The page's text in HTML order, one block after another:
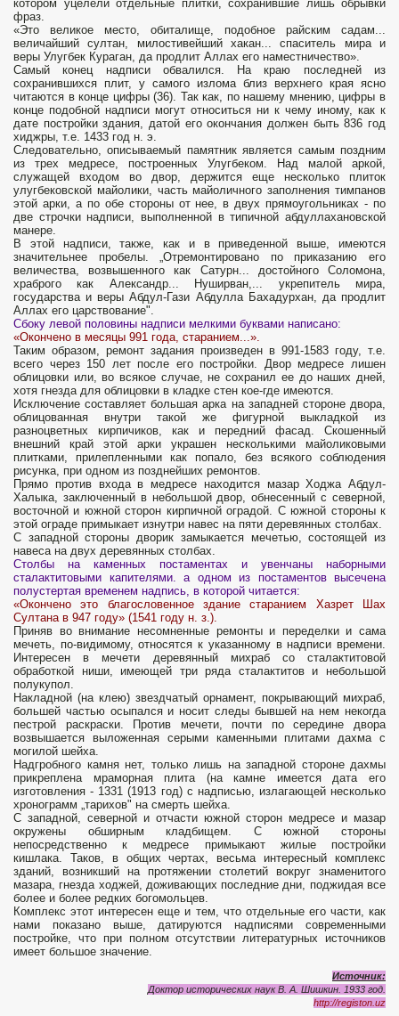
котором уцелели отдельные плитки, сохранившие лишь обрывки
фраз.
«Это великое место, обиталище, подобное райским садам...
величайший султан, милостивейший хакан... спаситель мира и
веры Улугбек Кураган, да продлит Аллах его наместничество».
Самый конец надписи обвалился. На краю последней из
сохранившихся плит, у самого излома близ верхнего края ясно
читаются в конце цифры (36). Так как, по нашему мнению, цифры в
конце подобной надписи могут относиться ни к чему иному, как к
дате постройки здания, датой его окончания должен быть 836 год
хиджры, т.е. 1433 год н. э.
Следовательно, описываемый памятник является самым поздним
из трех медресе, построенных Улугбеком. Над малой аркой,
служащей входом во двор, держится еще несколько плиток
улугбековской майолики, часть майоличного заполнения тимпанов
этой арки, а по обе стороны от нее, в двух прямоугольниках - по
две строчки надписи, выполненной в типичной абдуллахановской
манере.
В этой над­писи, также, как и в приведенной выше, имеются
значительнее пробелы. „Отремонтировано по приказанию его
величества, возвышенного как Сатурн... достойного Соломона,
храброго как Александр... Нуширван,... укрепитель мира,
государства и веры Абдул-Гази Абдулла Бахадурхан, да продлит
Аллах его царствование".
Сбоку левой половины надписи мелкими буквами написано:
«Окончено в месяцы 991 года, старанием...».
Таким образом, ремонт задания произведен в 991-1583 году, т.е.
всего через 150 лет после его постройки. Двор медресе лишен
облицовки или, во всякое случае, не сохранил ее до наших дней,
хотя гнезда для облицовки в кладке стен кое-где имеются.
Исключение составляет большая арка на западней стороне двора,
облицованная внутри такой же фигурной выкладкой из
разноцветных кирпичиков, как и передний фасад. Скошенный
внешний край этой арки украшен несколькими майоликовыми
плитками, прилепленными как попало, без всякого соблюдения
рисунка, при одном из позднейших ремонтов.
Прямо против входа в медресе находится мазар Ходжа Абдул-
Халыка, заключенный в небольшой двор, обнесенный с северной,
восточной и южной сторон кирпичной оградой. С южной стороны к
этой ограде примыкает изнутри навес на пяти деревянных столбах.
С западной стороны дворик замыкается мечетью, состоящей из
навеса на двух деревянных столбах.
Столбы на каменных постаментах и увенчаны наборными
сталактитовыми капителями. а одном из постаментов высечена
полустертая временем надпись, в которой читается:
«Окончено это благословенное здание старанием Хазрет Шах
Султана в 947 году» (1541 году н. з.).
Приняв во внимание несомненные ремонты и переделки и сама
мечеть, по-видимому, относятся к указанному в надписи времени.
Интересен в мечети деревянный михраб со сталактитовой
обработкой ниши, имеющей три ряда сталактитов и небольшой
полукупол.
Накладной (на клею) звездчатый орнамент, покрывающий михраб,
большей частью осыпался и носит следы бывшей на нем некогда
пестрой раскраски. Против мечети, почти по середине двора
возвышается выложенная серыми каменными плитами дахма с
могилой шейха.
Надгробного камня нет, только лишь на западной стороне дахмы
прикреплена мраморная плита (на камне имеется дата его
изготовления - 1331 (1913 год) с надписью, излагающей несколько
хронограмм „тарихов" на смерть шейха.
С западной, северной и отчасти южной сторон медресе и мазар
окружены обширным кладбищем. С южной стороны
непосредственно к медресе примыкают жилые постройки
кишлака. Таков, в общих чертах, весьма интересный комплекс
зданий, возникший на протяжении столетий вокруг знаменитого
мазара, гнезда ходжей, доживающих последние дни, поджидая все
более и более редких богомольцев.
Комплекс этот интересен еще и тем, что отдельные его части, как
нами показано выше, датируются надписями современными
постройке, что при полном отсутствии литературных источников
имеет большое значение.
Источник:
Доктор исторических наукВ. А. Шишкин. 1933 год.
http://registon.uz